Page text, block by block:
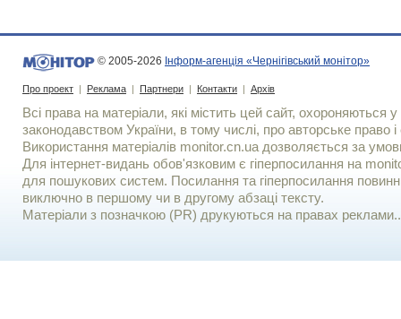
© 2005-2026 Інформ-агенція «Чернігівський монітор»
Про проект | Реклама | Партнери | Контакти | Архів
Всі права на матеріали, які містить цей сайт, охороняються у
законодавством України, в тому числі, про авторське право і
Використання матерiалiв monitor.cn.ua дозволяється за
Для iнтернет-видань обов'язковим є гiперпосилання на
для пошукових систем. Посилання та гіперпосилання
виключно в першому чи в другому абзаці тексту.
Матеріали з позначкою (PR) друкуються на правах реклами..